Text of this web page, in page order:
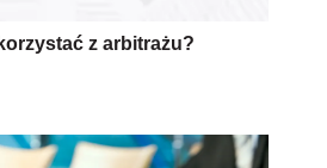
z arbitrażu?